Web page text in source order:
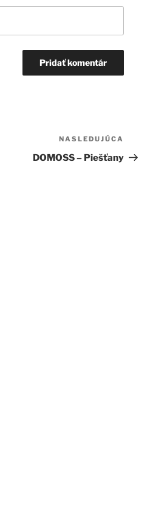
článok
NASLEDUJÚCA
DOMOSS – Piešťany